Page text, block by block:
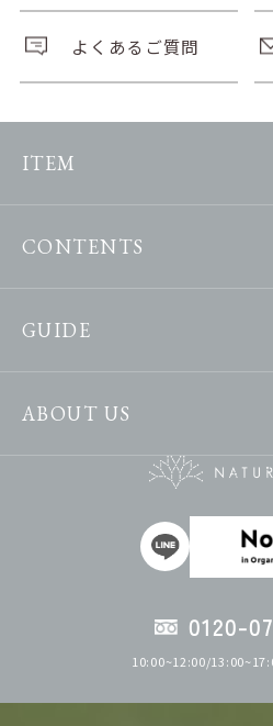
よくあるご質問
ITEM
CONTENTS
GUIDE
ABOUT US
0120-
10:00~12:00/